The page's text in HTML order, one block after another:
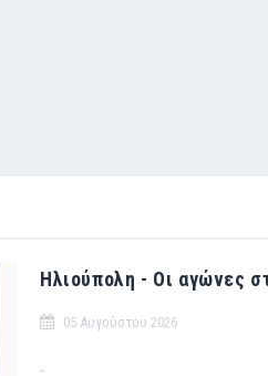
Ηλιούπολη - Οι αγώνες
05 Αυγούστου 2026
.